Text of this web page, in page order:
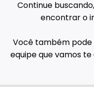
Continue
encontrar o
Você também pode
equipe que vamos